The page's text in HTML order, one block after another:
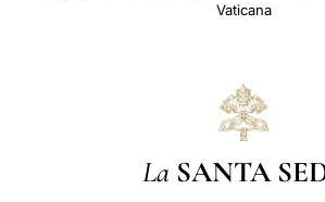
Vaticana
La SANTA